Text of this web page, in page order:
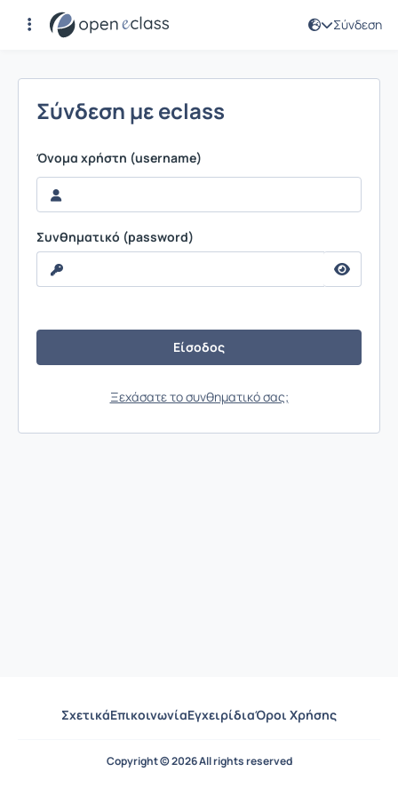
Σύνδεση
Σύνδεση
Σύνδεση με eclass
Όνομα χρήστη (username)
Συνθηματικό (password)
Ξεχάσατε το συνθηματικό σας;
ΣχετικάΕπικοινωνίαΕγχειρίδιαΌροι Χρήσης
Copyright © 2026 All rights reserved